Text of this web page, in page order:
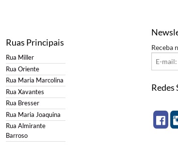
Ruas Principais
Rua Miller
Rua Oriente
Rua Maria Marcolina
Rua Xavantes
Rua Bresser
Rua Maria Joaquina
Rua Almirante
Barroso
Receba
Redes